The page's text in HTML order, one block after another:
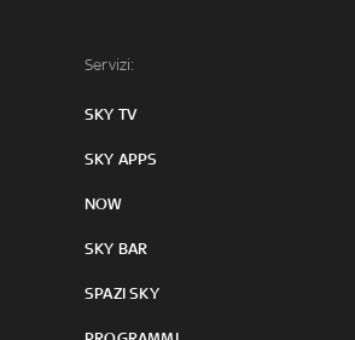
Servizi:
SKY TV
SKY APPS
NOW
SKY BAR
SPAZI SKY